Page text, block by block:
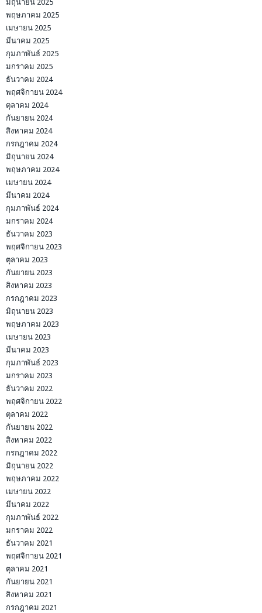
มิถุนายน 2025
พฤษภาคม 2025
เมษายน 2025
มีนาคม 2025
กุมภาพันธ์ 2025
มกราคม 2025
ธันวาคม 2024
พฤศจิกายน 2024
ตุลาคม 2024
กันยายน 2024
สิงหาคม 2024
กรกฎาคม 2024
มิถุนายน 2024
พฤษภาคม 2024
เมษายน 2024
มีนาคม 2024
กุมภาพันธ์ 2024
มกราคม 2024
ธันวาคม 2023
พฤศจิกายน 2023
ตุลาคม 2023
กันยายน 2023
สิงหาคม 2023
กรกฎาคม 2023
มิถุนายน 2023
พฤษภาคม 2023
เมษายน 2023
มีนาคม 2023
กุมภาพันธ์ 2023
มกราคม 2023
ธันวาคม 2022
พฤศจิกายน 2022
ตุลาคม 2022
กันยายน 2022
สิงหาคม 2022
กรกฎาคม 2022
มิถุนายน 2022
พฤษภาคม 2022
เมษายน 2022
มีนาคม 2022
กุมภาพันธ์ 2022
มกราคม 2022
ธันวาคม 2021
พฤศจิกายน 2021
ตุลาคม 2021
กันยายน 2021
สิงหาคม 2021
กรกฎาคม 2021